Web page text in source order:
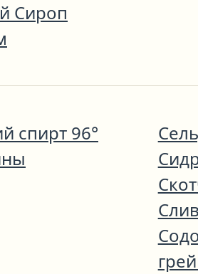
Сироп
спирт 96°